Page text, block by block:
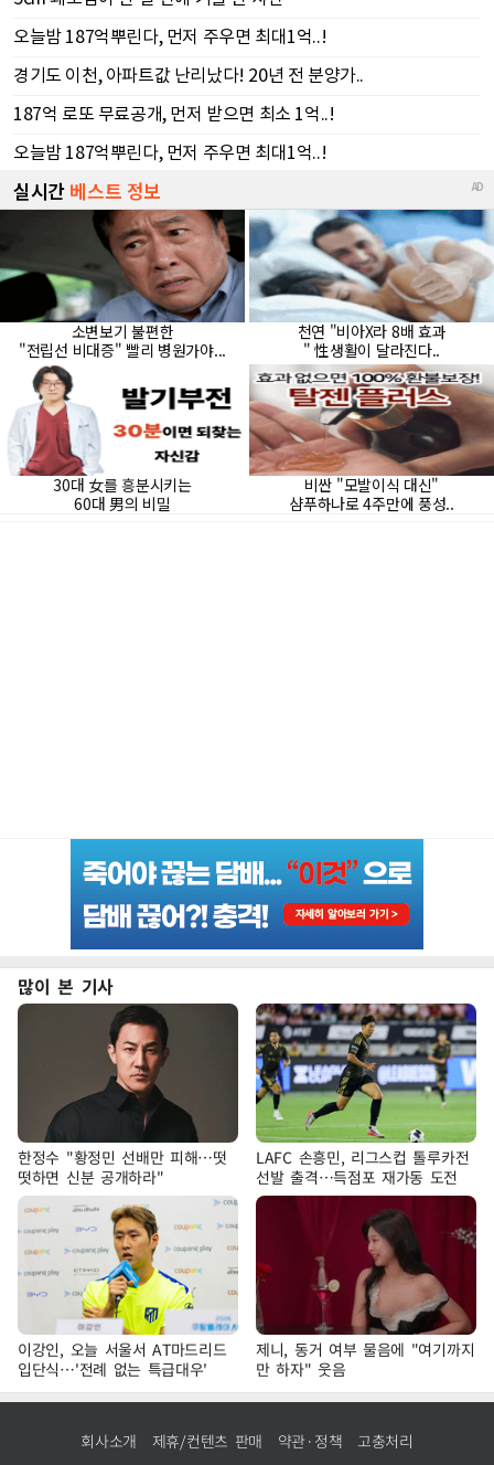
많이 본 기사
한정수 "황정민 선배만 피해…떳
떳하면 신분 공개하라"
LAFC 손흥민, 리그스컵 톨루카전
선발 출격…득점포 재가동 도전
이강인, 오늘 서울서 AT마드리드
입단식…'전례 없는 특급대우'
제니, 동거 여부 물음에 "여기까지
만 하자" 웃음
회사소개 제휴/컨텐츠 판매 약관·정책 고충처리